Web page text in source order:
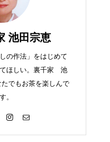
池田宗恵
の作法」をはじめて
ほしい。裏千家 池
でもお茶を楽しんで
。